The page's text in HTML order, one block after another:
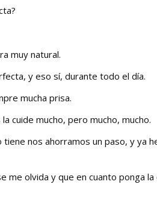
muy natural.
y eso sí, durante todo el día.
mucha prisa.
cuide mucho, pero mucho, mucho.
nos ahorramos un paso, y ya
olvida y que en cuanto ponga la